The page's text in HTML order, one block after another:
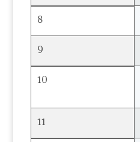
8
9
10
11